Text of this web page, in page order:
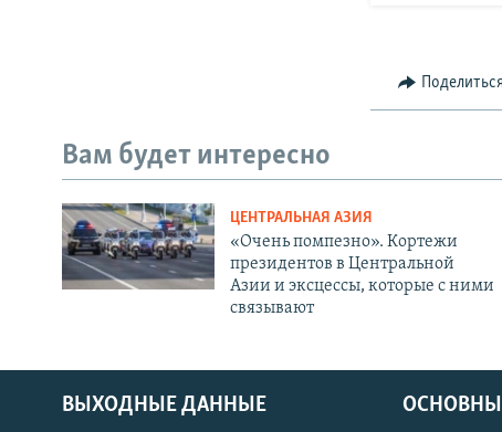
Поделиться
Вам будет интересно
ЦЕНТРАЛЬНАЯ АЗИЯ
«Очень помпезно». Кортежи
президентов в Центральной
Азии и эксцессы, которые с ними
связывают
ВЫХОДНЫЕ ДАННЫЕ